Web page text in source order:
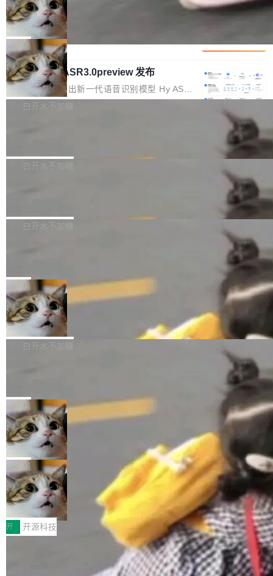
件之中，形成高度复杂的知识关联网络。传统的
代码检索手段（如关键词匹配、目录遍历）仅能
在语法层面完成文本定位，难以触及代码的语义
内涵与结构关联，导致开发者使用代码智能体在
理解大规模代码仓时面临显著"代码仓理解"瓶
颈。 代码仓深度理解服务（以下简称" CodeBas
e深度理解服务"）是华为云码道（CodeA...
数据。 王某2024年1月入职东城区某科技公司AI
短剧部门，有互联网大厂背景。在公司内部架构
调整期间，部门三次通知全员将数据从A集群迁
移到B集群，王某都回复了"收到"。 他没有迁移
数据。2024年9月3日下午4点，他使用此前登录
的账号密码进入A集群，输入了一条被程序员圈
称为"删库跑路"的命令——最高管理员权限、无
自研的多个文生3D和...
Cloudflare 分享推理优化实践：KV ca
che 量化 + 权重压缩，吞吐量提升 4
1%，成本降 30%
Kimi 和 GLM 是当前最强的大模型系列之一，但
它们有一个共同的问题：太吃显存了。月之暗面
的 Kimi K 系列和智谱的 GLM 都是长上下文、M
oE 架构的大模型，好用到让人上瘾，但 GPU 显
存永远不够用。 Cloudflare 的 Workers AI 团队
一直在跑这些模型的推理。他们在官方博客上发
整性保护。效果是：吞吐量提升 41%，每 token
局
腾讯混元 Hy ASR3.0preview 发布
腾讯混元正式推出新一代语音识别模型 Hy ASR
3.0preview。基于最新一代大语言模型 Hy3 的
让语音识别不再只是听清，而是真正听懂。通过
w 不要求标准普通话，方言识别覆盖粤语、吴语
白开水不加糖
新和少量网页兼容性修复版本。 Changes/fixe
容提供的字体时出现的几个问题 为避免音频加
质的最低采样率）的音频格式将被拒绝 修复了 C
SS 圆角虚线样式中可能存在的问题 如果表单中
的图像元素不在同一个子树中，则它们将不再关
联 加...
白开水不加糖
发布的 Release Notes，他利用 AI 工具（如 Co
最强的若干项。对于尚未正式发版的 PG 19，则
通过拉取过去一年内（从 PG 18 Beta1 时间点
至今）的所有 commit，同样交由 AI 分析提炼。
经过人工复核，准确度令人满意。这一方法也为
社区爱好者提供了高效跟踪新版本的思路。
白开水不加糖
维护工作一直与我的日常工作、家务、社交生活
和休闲娱乐竞争时间。" 这是 libexpat 维护者 S
ebastian Pipping 写在博客里的话。8 月 4 日，
他宣布了一个新消息：从 2026 年 8 月 1 日起，
他可以全职维护 libexpat 了，最长 6 个月。发
库之一。你的操作系统、浏览器、无数的基础设
施软件，很可能都在用它。而过去十年，维护它
的人一直在用业余...
局
Firefox 153.0.3 发布
Firefox 153.0.3 现已发布，具体更新内容如
下： New Smart Window 包含多项增强功能：
gi?id=2019042">Bug&nbsp;2019042</a>）</l
i> <li>现在，助手可以直接使用 Exa 的网络搜索
结果回答问题，而无需将问题转交给搜索引擎。
（<a href="https://bugzilla.mozilla.org/show_
bug.cgi?id=204...
白开水不加糖
的 npm 包。项目的核心论点是：容器不适合 Ag
ent 计算。真正适合的，是 Isolate。 Cloudflare
工程师在这件事上没什么可谦虚的——他们用 W
orkers 跑了十年 Isolate。用 CEO Matthew Pri
nce 的话说：「我们一生都在用 Isolate 运行代
码，而 AI Agent 不需要容器，它们需要的是 Iso
late。」 容器为什么不合适 容器的问题在于启动
和销毁都太重了。一个 Agent 要执行的任务可能
只需要几毫秒的 CPU 时间，但容器从冷启动到
就绪要花数秒。如果未来有十...
局
OpenAI 公开邮件和聊天记录回应苹果
诉讼，称“Apple is getting this wron
g”
上个月，苹果一纸诉状把 OpenAI 告上法庭，指
控其挖角苹果前员工并窃取商业秘密。苹果的诉
状把 OpenAI 描述成一个系统性地从前东家挖
人、套取机密信息的对手。 OpenAI 没发律师
函，也没选择庭外沉默。它在官网贴了一篇博
文，标题只有六个字：Apple is getting this wro
ng。 然后，它把邮件往来和 iMessage 聊天记
录全贴了出来。 他发错人了 苹果外部律师 Gabr
iel Gross 来自 Weil 律所，2 月 23 日下午 5:53
局
HUAWEI MatePad Edge上架WorkBu
ddy鸿蒙PC版，说话就能干活的AI办公
搭子
全能AI工作台WorkBuddy鸿蒙PC版上架HUAWE
I MatePad Edge应用市场，直接下载即可使
用，与鸿蒙电脑上的体验一致。值得一提的是，
这是目前市面上唯一支持平板接入WorkBuddy P
C版的产品，搭载“人机双写”重磅功能——你写
开 开源科技
FFmpeg 9.0 发布：代号“Lei”，以此纪
全球知名开源多媒体框架 FFmpeg 今天正式发